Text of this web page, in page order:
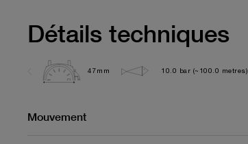
Détails techniques
47mm 10.0 bar (~100.0 metres)
Mouvement